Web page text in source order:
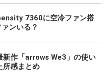
7360に空冷ファン搭
ンいる？
新作「arrows We3」の使い
所感まとめ